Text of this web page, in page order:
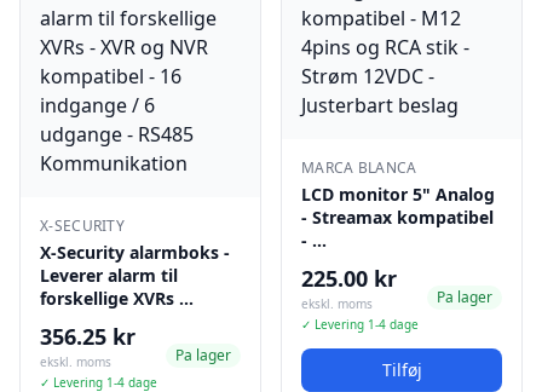
X-SECURITY
X-Security alarmboks -
Leverer alarm til
forskellige XVRs …
356.25 kr
ekskl. moms
✓ Levering 1-4 dage
Pa lager
MARCA BLANCA
LCD monitor 5" Analog
- Streamax kompatibel
- …
225.00 kr
ekskl. moms
✓ Levering 1-4 dage
Pa lager
Tilføj